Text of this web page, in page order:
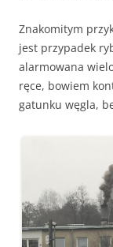
Znakomitym
jest przypadek
alarmowana
ręce, bowiem
gatunku węgla,